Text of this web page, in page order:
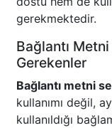
gerekmektedir.
Bağlantı
Gerekenler
Bağlantı metni
kullanımı değil,
kullanıldığı